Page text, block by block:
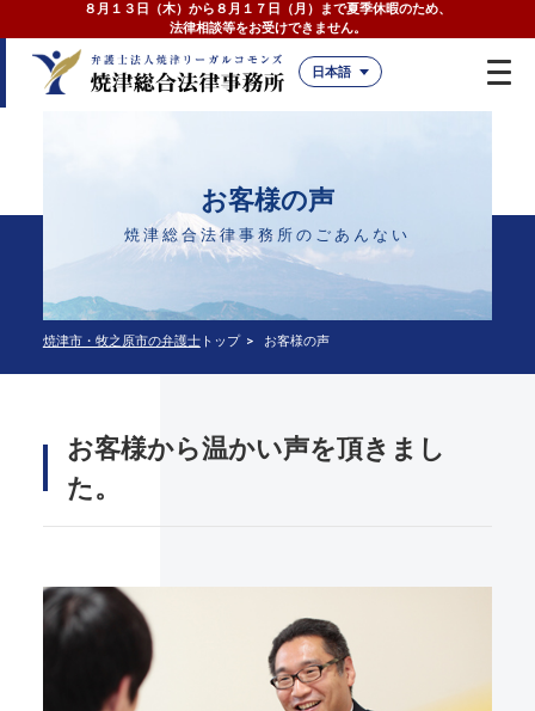
８月１３日（木）から８月１７日（月）まで夏季休暇のため、
法律相談等をお受けできません。
日本語
お客様の声
焼津総合法律事務所のごあんない
焼津市・牧之原市の弁護士トップ お客様の声
お客様から温かい声を頂きまし
た。